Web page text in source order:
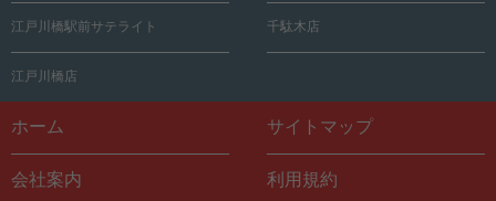
江戸川橋駅前サテライト 千駄木店
江戸川橋店
ホーム サイトマップ
会社案内 利用規約